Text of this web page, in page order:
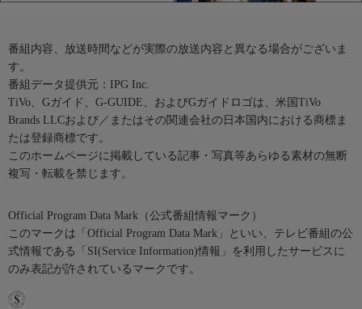
番組内容、放送時間などが実際の放送内容と異なる場合がございま
す。
番組データ提供元：IPG Inc.
TiVo、Gガイド、G-GUIDE、およびGガイドロゴは、米国TiVo
Brands LLCおよび／またはその関連会社の日本国内における商標ま
たは登録商標です。
このホームページに掲載している記事・写真等あらゆる素材の無断
複写・転載を禁じます。
Official Program Data Mark（公式番組情報マーク）
このマークは「Official Program Data Mark」といい、テレビ番組の公
式情報である「SI(Service Information)情報」を利用したサービスに
のみ表記が許されているマークです。